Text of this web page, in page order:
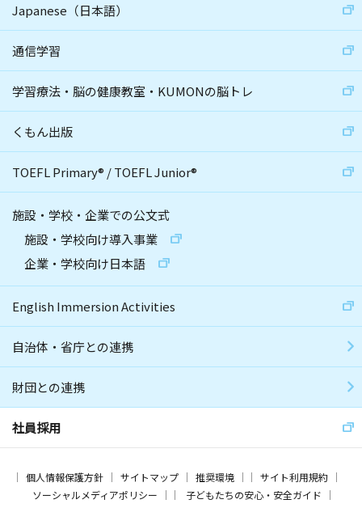
Japanese（日本語）
通信学習
学習療法・脳の健康教室・KUMONの脳トレ
くもん出版
TOEFL Primary® /TOEFL Junior®
施設・学校・企業での公文式
施設・学校向け導入事業
企業・学校向け日本語
English Immersion Activities
自治体・省庁との連携
財団との連携
社員採用
個人情報保護方針 サイトマップ 推奨環境
サイト利用規約
ソーシャルメディアポリシー
子どもたちの安心・安全ガイド